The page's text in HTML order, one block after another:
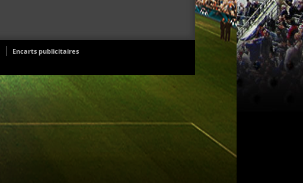
Encarts publicitaires